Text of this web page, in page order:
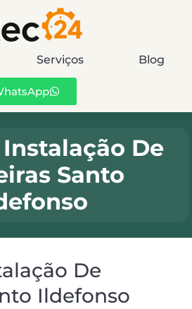
Serviços Blog
De
Santo
De
Ildefonso